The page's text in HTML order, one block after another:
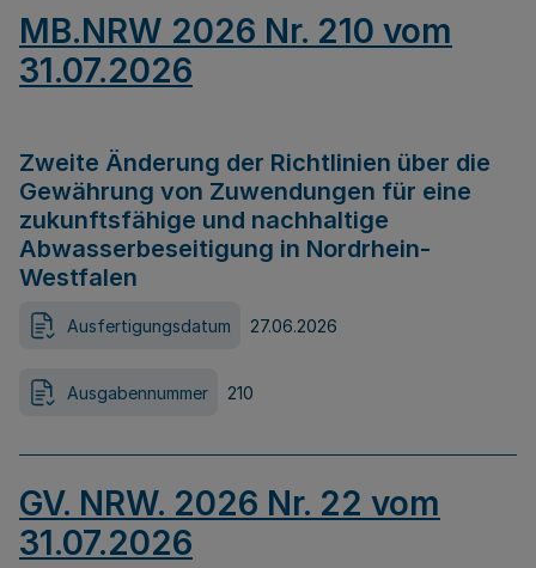
MB.NRW 2026 Nr. 210 vom
31.07.2026
Zweite Änderung der Richtlinien über die
Gewährung von Zuwendungen für eine
zukunftsfähige und nachhaltige
Abwasserbeseitigung in Nordrhein-
Westfalen
Ausfertigungsdatum 27.06.2026
Ausgabennummer 210
GV. NRW. 2026 Nr. 22 vom
31.07.2026